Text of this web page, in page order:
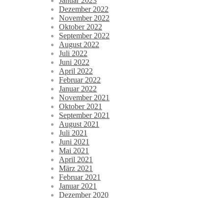
Dezember 2022
November 2022
Oktober 2022
September 2022
August 2022
Juli 2022
Juni 2022
April 2022
Februar 2022
Januar 2022
November 2021
Oktober 2021
September 2021
August 2021
Juli 2021
Juni 2021
Mai 2021
April 2021
März 2021
Februar 2021
Januar 2021
Dezember 2020